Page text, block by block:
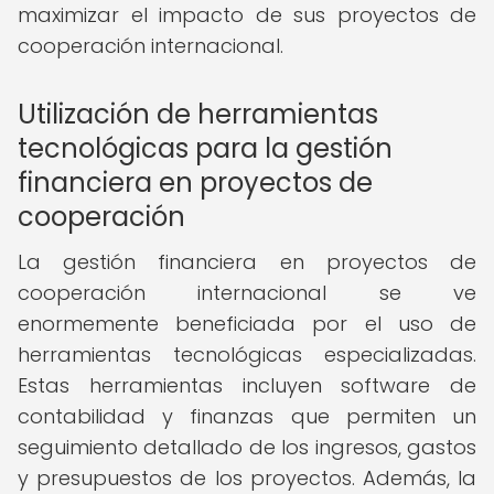
maximizar el impacto de sus proyectos de
cooperación internacional.
Utilización de herramientas
tecnológicas para la gestión
financiera en proyectos de
cooperación
La gestión financiera en proyectos de
cooperación internacional se ve
enormemente beneficiada por el uso de
herramientas tecnológicas especializadas.
Estas herramientas incluyen software de
contabilidad y finanzas que permiten un
seguimiento detallado de los ingresos, gastos
y presupuestos de los proyectos. Además, la